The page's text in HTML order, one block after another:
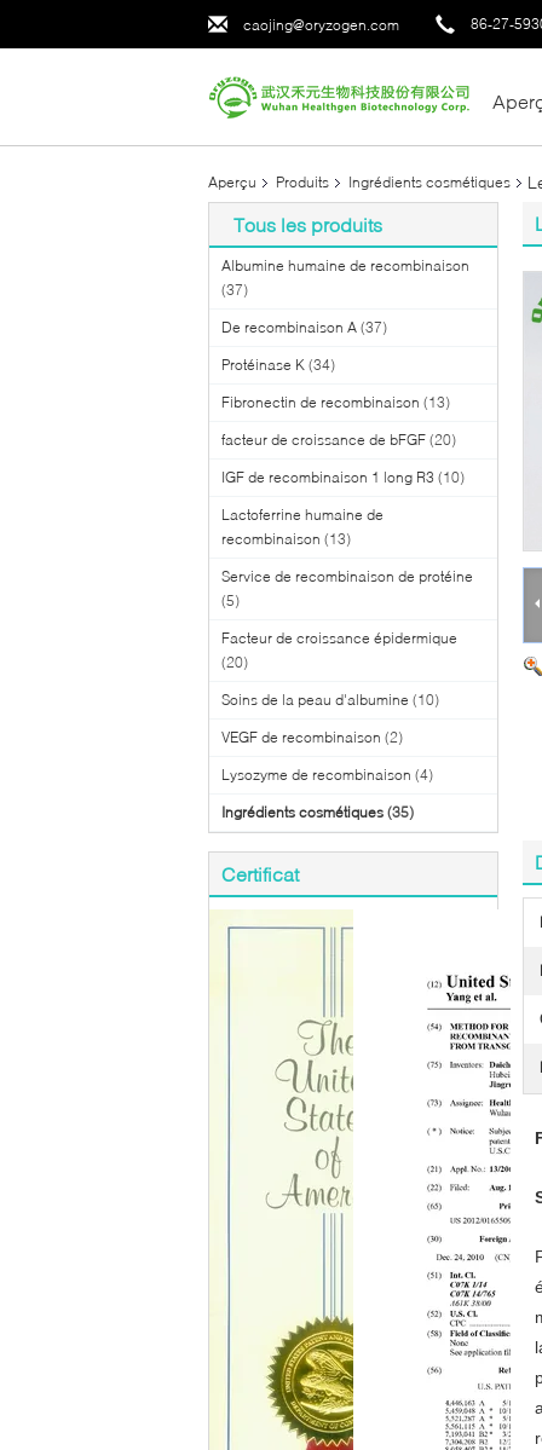
caojing@oryzogen.com 86-27-
Aperçu Produits Ingrédients cosmétiques
Tous les produits
Albumine humaine de recombinaison
(37)
De recombinaison A (37)
Protéinase K (34)
Fibronectin de recombinaison (13)
facteur de croissance de bFGF (20)
IGF de recombinaison 1 long R3 (10)
Lactoferrine humaine de
recombinaison (13)
Service de recombinaison de protéine
(5)
Facteur de croissance épidermique
(20)
Soins de la peau d'albumine (10)
VEGF de recombinaison (2)
Lysozyme de recombinaison (4)
Ingrédients cosmétiques (35)
Certificat